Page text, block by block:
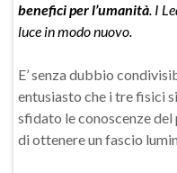
benefici per l’umanità. I
luce in modo nuovo.
E’ senza dubbio
entusiasto che i tre fisici
sfidato le conoscenze
di ottenere un fascio